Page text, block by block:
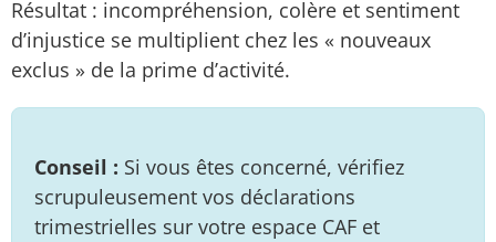
Résultat : incompréhension, colère et sentiment
d’injustice se multiplient chez les « nouveaux
exclus » de la prime d’activité.
Conseil : Si vous êtes concerné, vérifiez
scrupuleusement vos déclarations
trimestrielles sur votre espace CAF et